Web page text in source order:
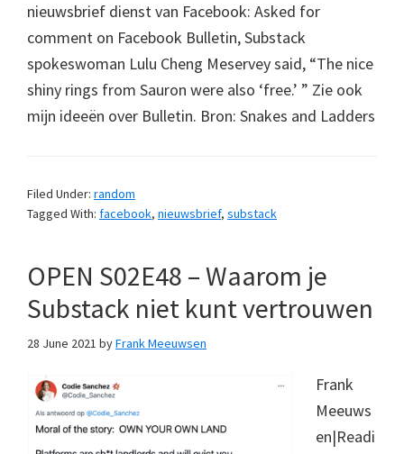
nieuwsbrief dienst van Facebook: Asked for
comment on Facebook Bulletin, Substack
spokeswoman Lulu Cheng Meservey said, “The nice
shiny rings from Sauron were also ‘free.’ ” Zie ook
mijn ideeën over Bulletin. Bron: Snakes and Ladders
Filed Under: random
Tagged With: facebook, nieuwsbrief, substack
OPEN S02E48 – Waarom je
Substack niet kunt vertrouwen
28 June 2021 byFrank Meeuwsen
Frank
Meeuws
en|Readi